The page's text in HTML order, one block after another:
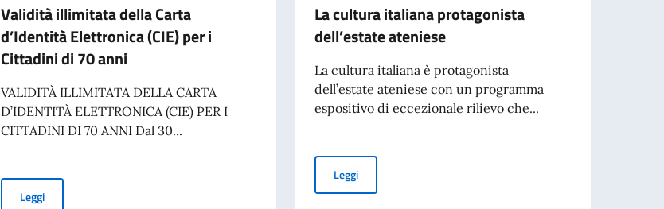
Validità illimitata della Carta
d’Identità Elettronica (CIE) per i
Cittadini di 70 anni
VALIDITÀ ILLIMITATA DELLA CARTA
D’IDENTITÀ ELETTRONICA (CIE) PER I
CITTADINI DI 70 ANNI Dal 30...
LeggiValidità illimitata della Carta d’Identità Elettronica (CIE) per i Cittadini di 70 anni
La cultura italiana protagonista
dell’estate ateniese
La cultura italiana è protagonista
dell’estate ateniese con un programma
espositivo di eccezionale rilievo che...
LeggiLa cultura italiana protagonista dell’estate ateniese